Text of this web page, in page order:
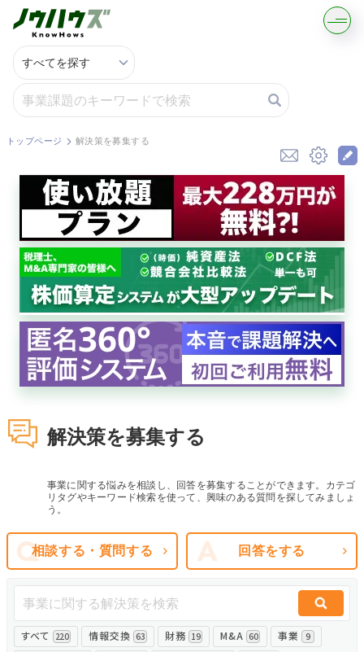
記事・コラムを読む
解決策を募集する
知識を買う／売る
契約書ひな型を探す
専門家に電話する
無料で株価を算定
資本政策を無料でお試し
無料でアンケート
匿名360°評価
ちょこっと相談とは？
新規会員登録
ログイン
トップページ 解決策を募集する
解決策を募集する
事業に関する悩みを相談し、回答を募集することができます。カテゴ
リタグやキーワード検索を使って、興味のある質問を探してみましょ
う。
相談する・質問する 回答をする
すべて 220 情報交換 63 財務 19 M&A 60 事業 9